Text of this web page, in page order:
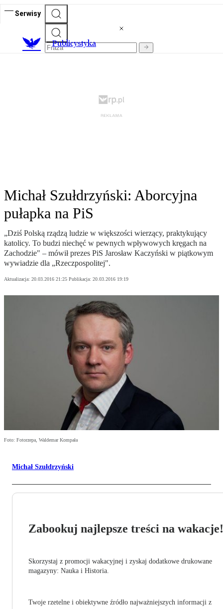
Serwisy
Publicystyka
Michał Szułdrzyński: Aborcyjna
pułapka na PiS
„Dziś Polską rządzą ludzie w większości wierzący, praktykujący
katolicy. To budzi niechęć w pewnych wpływowych kręgach na
Zachodzie" – mówił prezes PiS Jarosław Kaczyński w piątkowym
wywiadzie dla „Rzeczpospolitej".
Aktualizacja: 20.03.2016 21:25 Publikacja: 20.03.2016 19:19
Foto: Fotorzepa, Waldemar Kompała
Michał Szułdrzyński
Zabookuj najlepsze treści na wakacje!
Skorzystaj z promocji wakacyjnej i zyskaj dodatkowe drukowane
magazyny: Nauka i Historia.
Twoje rzetelne i obiektywne źródło najważniejszych informacji z